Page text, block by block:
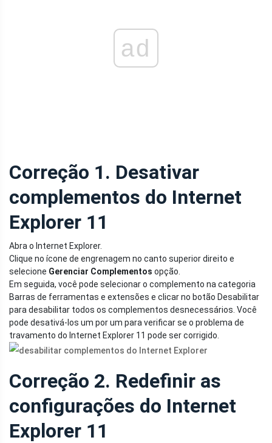
ad
Correção 1. Desativar
complementos do Internet
Explorer 11
Abra o Internet Explorer.
Clique no ícone de engrenagem no canto superior direito e
selecione Gerenciar Complementos opção.
Em seguida, você pode selecionar o complemento na categoria
Barras de ferramentas e extensões e clicar no botão Desabilitar
para desabilitar todos os complementos desnecessários. Você
pode desativá-los um por um para verificar se o problema de
travamento do Internet Explorer 11 pode ser corrigido.
Correção 2. Redefinir as
configurações do Internet
Explorer 11